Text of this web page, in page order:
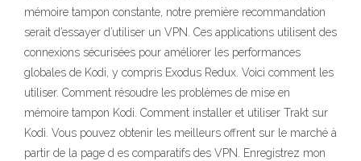
mémoire tampon constante, notre première recommandation
serait d’essayer d’utiliser un VPN. Ces applications utilisent des
connexions sécurisées pour améliorer les performances
globales de Kodi, y compris Exodus Redux. Voici comment les
utiliser. Comment résoudre les problèmes de mise en
mémoire tampon Kodi. Comment installer et utiliser Trakt sur
Kodi. Vous pouvez obtenir les meilleurs offrent sur le marché à
partir de la page d es comparatifs des VPN. Enregistrez mon